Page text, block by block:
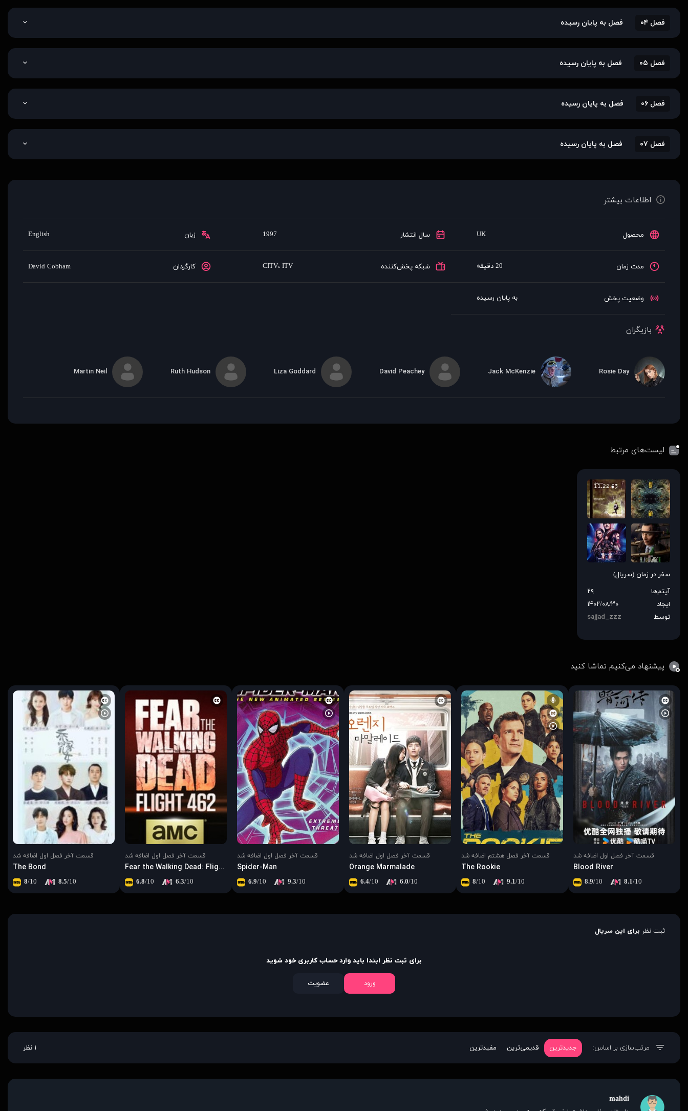
فصل ۰۴ فصل به پایان رسیده
فصل ۰۵ فصل به پایان رسیده
فصل ۰۶ فصل به پایان رسیده
فصل ۰۷ فصل به پایان رسیده
اطلاعات بیشتر
محصول UK سال انتشار 1997 زبان English
مدت زمان 20 دقیقه شبکه پخش‌کننده CITV، ITV کارگردان David Cobham
وضعیت پخش به پایان رسیده
بازیگران
Rosie Day
Jack McKenzie
David Peachey
Liza Goddard
Ruth Hudson
Martin Neil
لیست‌های مرتبط
سفر در زمان (سریال)
آیتم‌ها
۲۹
ایجاد
۱۴۰۲/۰۸/۳۰
توسط
sajjad_zzz
پیشنهاد می‌کنیم تماشا کنید
قسمت آخر فصل اول اضافه شد
Blood River
8.9/10 8.1/10
قسمت آخر فصل هشتم اضافه شد
The Rookie
8/10 9.1/10
قسمت آخر فصل اول اضافه شد
Orange Marmalade
6.4/10 6.0/10
قسمت آخر فصل اول اضافه شد
Spider-Man
6.9/10 9.3/10
قسمت آخر فصل اول اضافه شد
Fear the Walking Dead: Flight 462
6.8/10 6.3/10
قسمت آخر فصل اول اضافه شد
The Bond
8/10 8.5/10
ثبت نظر برای این سریال
برای ثبت نظر ابتدا باید وارد حساب کاربری خود شوید
ورود عضویت
مرتب‌سازی بر اساس: جدیدترین قدیمی‌ترین مفیدترین ۱ نظر
mahdi